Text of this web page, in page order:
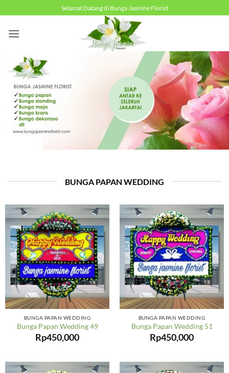
to
content
Selamat Datang di Bunga Jasmine Florist
BUNGA PAPAN WEDDING
BUNGA PAPAN WEDDING
Bunga Papan Wedding 49
Rp450,000
BUNGA PAPAN WEDDING
Bunga Papan Wedding 51
Rp450,000